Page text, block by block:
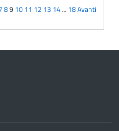
891011 12 13 14... 18Avanti